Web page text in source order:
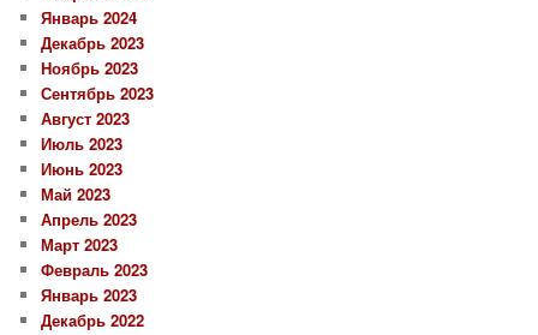
Январь 2024
Декабрь 2023
Ноябрь 2023
Сентябрь 2023
Август 2023
Июль 2023
Июнь 2023
Май 2023
Апрель 2023
Март 2023
Февраль 2023
Январь 2023
Декабрь 2022